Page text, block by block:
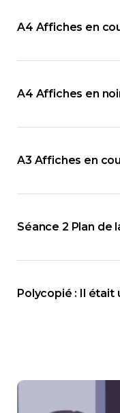
A4 Affiches en
A4 Affiches en
A3 Affiches en
Séance 2 Plan de
Polycopié : Il était